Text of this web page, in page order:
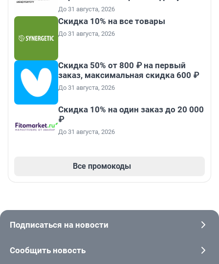
До 31 августа, 2026
Скидка 10% на все товары
До 31 августа, 2026
Скидка 50% от 800 ₽ на первый
заказ, максимальная скидка 600 ₽
До 31 августа, 2026
Скидка 10% на один заказ до 20 000
₽
До 31 августа, 2026
Все промокоды
Подписаться на новости
Сообщить новость